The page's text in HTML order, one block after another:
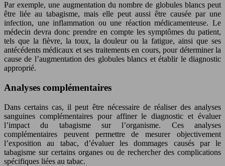
Par exemple, une augmentation du nombre de globules blancs peut
être liée au tabagisme, mais elle peut aussi être causée par une
infection, une inflammation ou une réaction médicamenteuse. Le
médecin devra donc prendre en compte les symptômes du patient,
tels que la fièvre, la toux, la douleur ou la fatigue, ainsi que ses
antécédents médicaux et ses traitements en cours, pour déterminer la
cause de l’augmentation des globules blancs et établir le diagnostic
approprié.
Analyses complémentaires
Dans certains cas, il peut être nécessaire de réaliser des analyses
sanguines complémentaires pour affiner le diagnostic et évaluer
l’impact du tabagisme sur l’organisme. Ces analyses
complémentaires peuvent permettre de mesurer objectivement
l’exposition au tabac, d’évaluer les dommages causés par le
tabagisme sur certains organes ou de rechercher des complications
spécifiques liées au tabac.